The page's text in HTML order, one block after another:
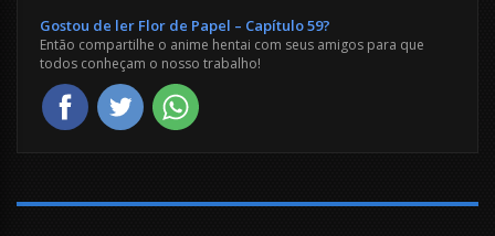
Gostou de ler Flor de Papel – Capítulo 59?
Então compartilhe o anime hentai com seus amigos para que
todos conheçam o nosso trabalho!